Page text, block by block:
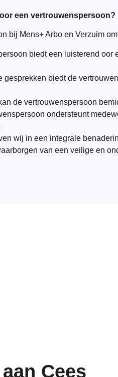
een vertrouwenspersoon?
bij Mens+ Arbo en Verzuim
biedt een luisterend
gesprekken biedt de
de vertrouwenspersoon
ondersteunt
wij in een integrale
van een veilige en
Cees